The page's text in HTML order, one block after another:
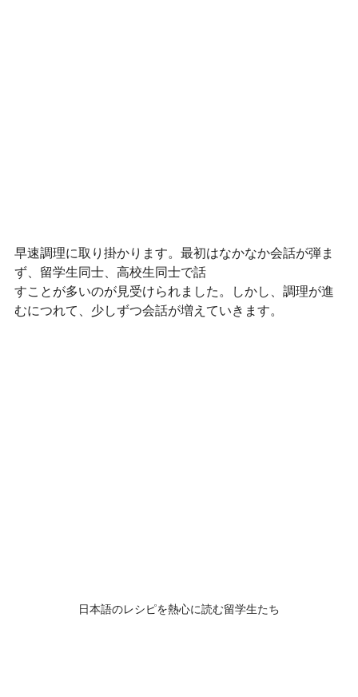
早速調理に取り掛かります。最初はなかなか会話が弾ま
ず、留学生同士、高校生同士で話
すことが多いのが見受けられました。しかし、調理が進
むにつれて、少しずつ会話が増えていきます。
日本語のレシピを熱心に読む留学生たち